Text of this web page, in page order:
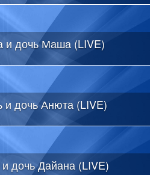
и дочь Маша (LIVE)
дочь Анюта (LIVE)
дочь Дайана (LIVE)